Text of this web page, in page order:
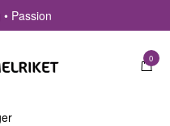
Passion
0